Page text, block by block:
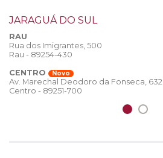
JARAGUÁ DO SUL
RAU
Rua dos Imigrantes, 500
Rau - 89254-430
CENTRO
Novo
Av. Marechal Deodoro da Fonseca, 632
Centro - 89251-700